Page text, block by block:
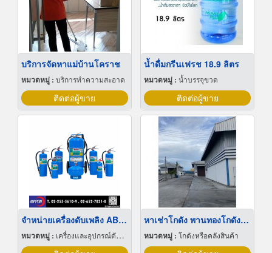
บริการจัดหาแม่บ้านโคราช
หมวดหมู่ : บริการทำความสะอาด
ติดต่อผู้ขาย
น้ำดื่มกรีนเฟรช 18.9 ลิตร
หมวดหมู่ : น้ำบรรจุขวด
ติดต่อผู้ขาย
จำหน่ายเครื่องดับเพลิง ABFFC
หมวดหมู่ : เครื่องและอุปกรณ์ดับเพลิง
หาเช่าโกดัง พานทองโกดังให้เช่าราคาถูก
หมวดหมู่ : โกดังหรือคลังสินค้า